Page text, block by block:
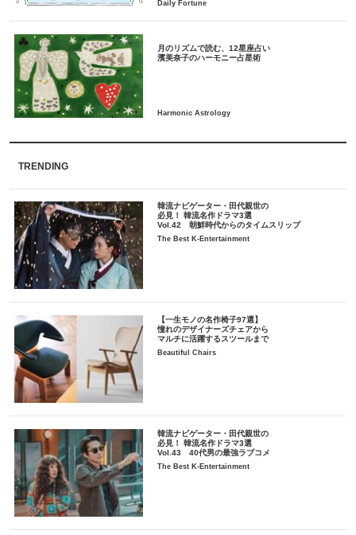
月のリズムで読む、12星座占い
TRENDING
韓流ナビゲーター・田代親世の
必見！ 韓流名作ドラマ3選
Vol.42 朝鮮時代からのタイムスリップ
The Best K-Entertainment
【一生モノの名作椅子97選】
憧れのデザイナーズチェアから
マルチに活躍するスツールまで
Beautiful Chairs
韓流ナビゲーター・田代親世の
必見！ 韓流名作ドラマ3選
Vol.43 40代男の最強ラブコメ
The Best K-Entertainment